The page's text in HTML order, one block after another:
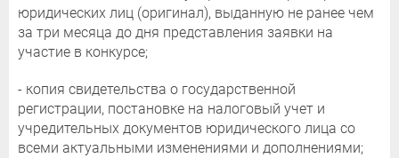
юридических лиц (оригинал), выданную не ранее чем
за три месяца до дня представления заявки на
участие в конкурсе;
- копия свидетельства о государственной
регистрации, постановке на налоговый учет и
учредительных документов юридического лица со
всеми актуальными изменениями и дополнениями;